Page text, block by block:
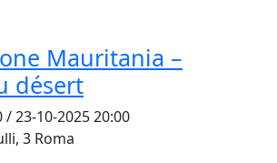
Mauritania –
désert
/ 23-10-2025 20:00
3 Roma